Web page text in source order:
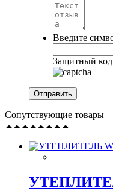
Введите
Защитный код
Сопутствующие товары